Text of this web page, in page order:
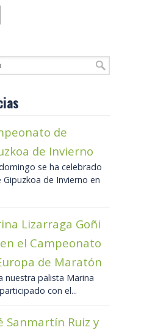
de
de Invierno
se ha celebrado
de Invierno en
Lizarraga Goñi
en el Campeonato
de Maratón
nuestra palista Marina
con el...
Sanmartín Ruiz y